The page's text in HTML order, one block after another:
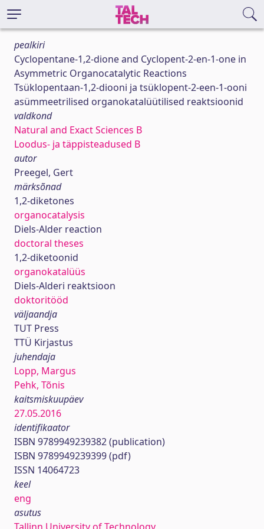
pealkiri
Cyclopentane-1,2-dione and Cyclopent-2-en-1-one in
Asymmetric Organocatalytic Reactions
Tsüklopentaan-1,2-diooni ja tsüklopent-2-een-1-ooni
asümmeetrilised organokatalüütilised reaktsioonid
valdkond
Natural and Exact Sciences B
Loodus- ja täppisteadused B
autor
Preegel, Gert
märksõnad
1,2‐diketones
organocatalysis
Diels‐Alder reaction
doctoral theses
1,2‐diketoonid
organokatalüüs
Diels‐Alderi reaktsioon
doktoritööd
väljaandja
TUT Press
TTÜ Kirjastus
juhendaja
Lopp, Margus
Pehk, Tõnis
kaitsmiskuupäev
27.05.2016
identifikaator
ISBN 9789949239382 (publication)
ISBN 9789949239399 (pdf)
ISSN 14064723
keel
eng
asutus